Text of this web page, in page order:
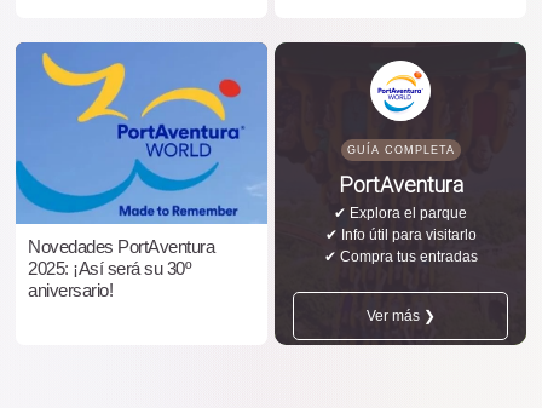
Novedades PortAventura
2025: ¡Así será su 30º
aniversario!
GUÍA COMPLETA
PortAventura
✔ Explora el parque
✔ Info útil para visitarlo
✔ Compra tus entradas
Ver más ❯